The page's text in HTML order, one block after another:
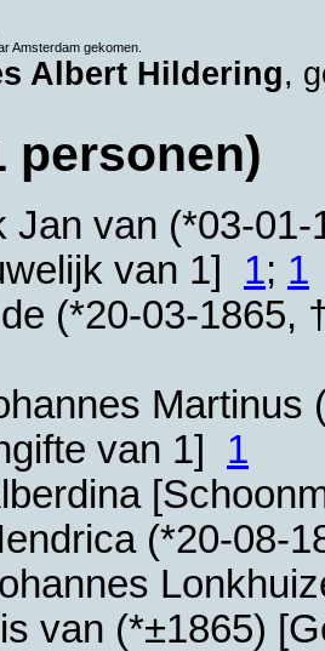
Amsterdam gekomen.
Albert Hildering,
personen)
Jan van (*03-01-
van 1] 1; 1
(*20-03-1865,
Martinus
van 1] 1
(*20-08-
van (*±1865)